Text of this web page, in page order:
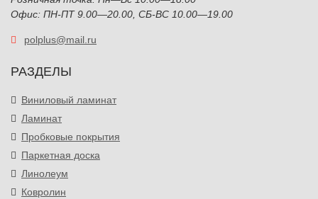
Офис: ПН-ПТ 9.00—20.00, СБ-ВС 10.00—19.00
polplus@mail.ru
РАЗДЕЛЫ
Виниловый ламинат
Ламинат
Пробковые покрытия
Паркетная доска
Линолеум
Ковролин